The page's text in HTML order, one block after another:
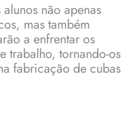
não apenas
mas também
a enfrentar os
trabalho, tornando-os
fabricação de cubas